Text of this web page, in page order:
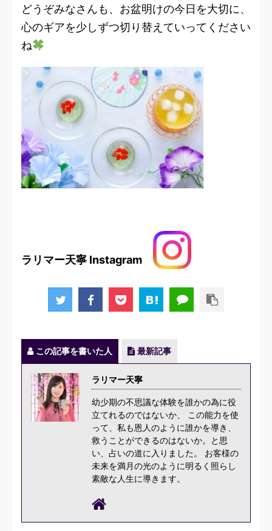
どうぞみなさんも、お盆明けの今日を大切に、
心のギアを少しずつ切り替えていってください
ね
ラリマー天寧 Instagram
この記事を書いた人 最新記事
ラリマー天寧
幼少期の不思議な体験を誰かの為に役
立てれるのではないか、 この能力を使
って、私も恩人のように誰かを導き、
救うことができるのはないか。と思
い、占いの道に入りました。 お客様の
未来を満月の光のように明るく照らし
素敵な人生に導きます。